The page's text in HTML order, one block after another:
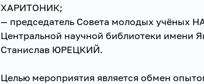
ХАРИТОНИК;
— председатель Совета молодых учёных
Центральной научной библиотеки имени
Станислав ЮРЕЦКИЙ.
Целью мероприятия является обмен